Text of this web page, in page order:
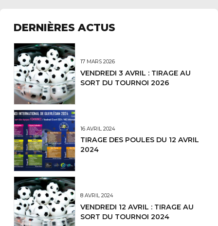
DERNIÈRES ACTUS
17 MARS 2026
VENDREDI 3 AVRIL : TIRAGE AU
SORT DU TOURNOI 2026
16 AVRIL 2024
TIRAGE DES POULES DU 12 AVRIL
2024
8 AVRIL 2024
VENDREDI 12 AVRIL : TIRAGE AU
SORT DU TOURNOI 2024